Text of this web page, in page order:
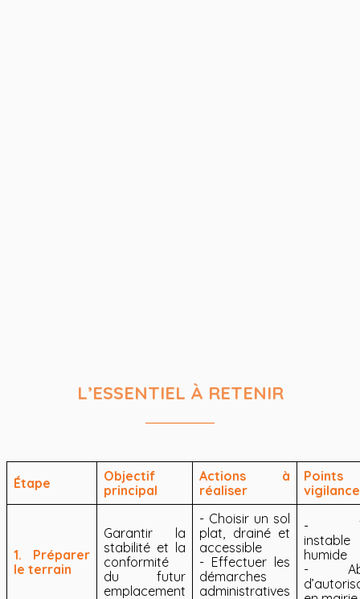
L’ESSENTIEL À RETENIR
Étape
Objectif
principal
Actions à
réaliser
vigilance
1. Préparer
le terrain
Garantir la
stabilité et la
conformité
du futur
emplacement
- Choisir un sol
plat, drainé et
accessible
- Effectuer les
démarches
administratives
-
humide
-